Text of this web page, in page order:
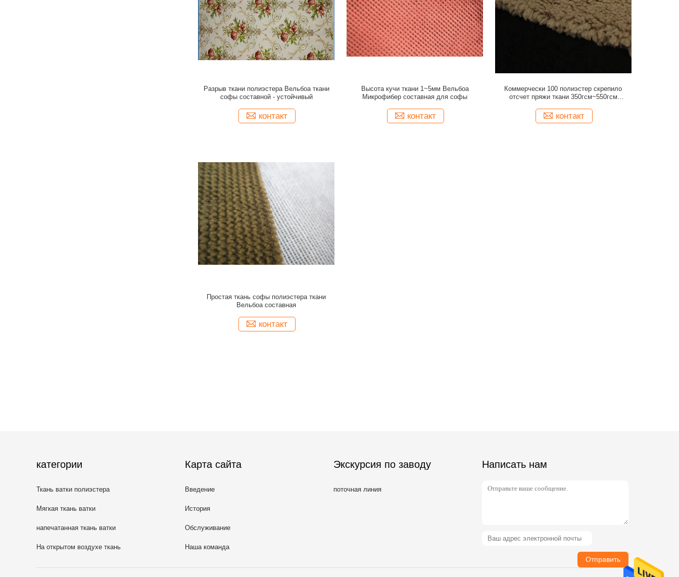
Разрыв ткани полиэстера Вельбоа ткани
софы составной - устойчивый
контакт
Высота кучи ткани 1~5мм Вельбоа
Микрофибер составная для софы
контакт
Коммерчески 100 полиэстер скрепило
отсчет пряжи ткани 350гсм~550гсм
контакт
Простая ткань софы полиэстера ткани
Вельбоа составная
контакт
категории
Ткань ватки полиэстера
Мягкая ткань ватки
напечатанная ткань ватки
На открытом воздухе ткань
Карта сайта
Введение
История
Обслуживание
Наша команда
Экскурсия по заводу
поточная линия
Написать нам
Отправить